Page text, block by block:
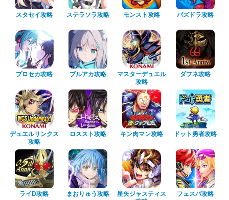
スタセイ攻略 ステラソラ攻略 モンスト攻略 パズドラ攻略
プロセカ攻略 ブルアカ攻略
マスターデュエル
攻略
ダフネ攻略
デュエルリンクス
攻略
ロススト攻略 キン肉マン攻略 ドット勇者攻略
ライD攻略 まおりゅう攻略
星矢ジャスティス
フェスバ攻略